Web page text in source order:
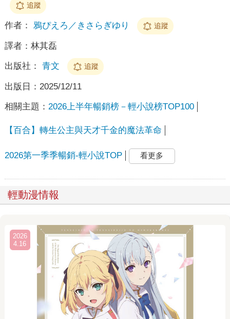
追蹤
作者： 鴉ぴえろ／きさらぎゆり 追蹤
譯者： 林其磊
出版社： 青文 追蹤
出版日： 2025/12/11
相關主題： 2026上半年暢銷榜－輕小說榜TOP100
【百合】轉生公主與天才千金的魔法革命
2026第一季季暢銷-輕小說TOP 看更多
輕動漫情報
2026
4.16